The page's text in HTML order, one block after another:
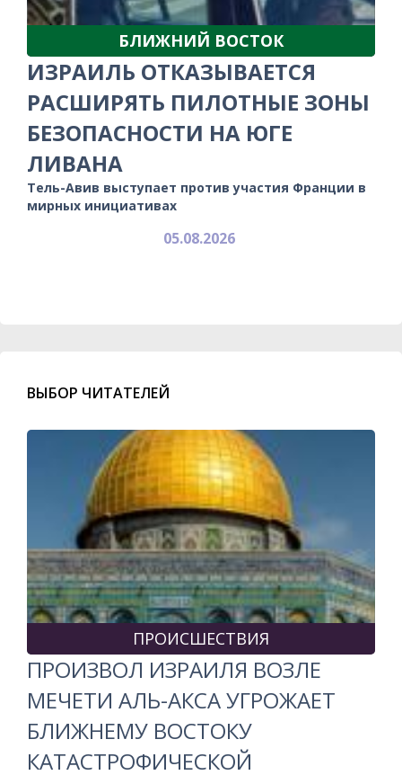
БЛИЖНИЙ ВОСТОК
ИЗРАИЛЬ ОТКАЗЫВАЕТСЯ
РАСШИРЯТЬ ПИЛОТНЫЕ ЗОНЫ
БЕЗОПАСНОСТИ НА ЮГЕ
ЛИВАНА
Тель-Авив выступает против участия Франции в
мирных инициативах
05.08.2026
ВЫБОР ЧИТАТЕЛЕЙ
ПРОИСШЕСТВИЯ
ПРОИЗВОЛ ИЗРАИЛЯ ВОЗЛЕ
МЕЧЕТИ АЛЬ-АКСА УГРОЖАЕТ
БЛИЖНЕМУ ВОСТОКУ
КАТАСТРОФИЧЕСКОЙ